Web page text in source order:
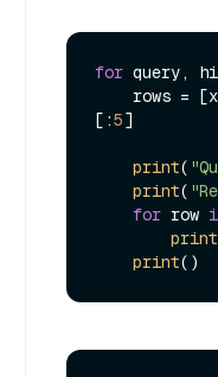
for query,
rows =
[:5]
print(
print(
for row
print
print